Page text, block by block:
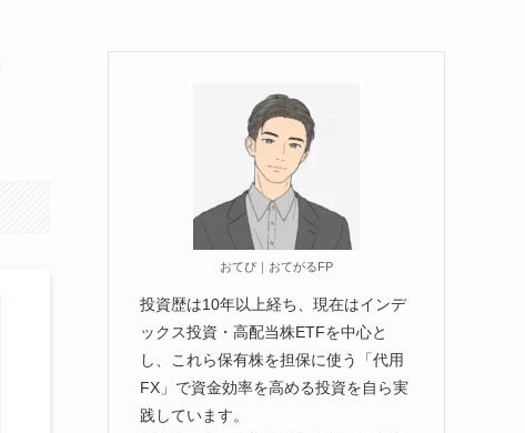
おてぴ｜おてがるFP
投資歴は10年以上経ち、現在はインデ
ックス投資・高配当株ETFを中心と
し、これら保有株を担保に使う「代用
FX」で資金効率を高める投資を自ら実
践しています。